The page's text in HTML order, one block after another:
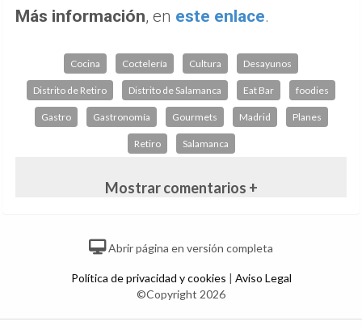
Más información, en este enlace.
Cocina Coctelería Cultura Desayunos
Distrito de Retiro Distrito de Salamanca Eat Bar foodies
Gastro Gastronomía Gourmets Madrid Planes
Retiro Salamanca
Mostrar comentarios +
Abrir página en versión completa
Política de privacidad y cookies | Aviso Legal
©Copyright 2026